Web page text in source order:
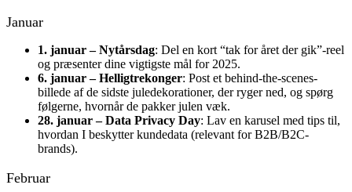
Januar
1. januar – Nytårsdag: Del en kort “tak for året der gik”-reel
og præsenter dine vigtigste mål for 2025.
6. januar – Helligtrekonger: Post et behind-the-scenes-
billede af de sidste juledekorationer, der ryger ned, og spørg
følgerne, hvornår de pakker julen væk.
28. januar – Data Privacy Day: Lav en karusel med tips til,
hvordan I beskytter kundedata (relevant for B2B/B2C-
brands).
Februar